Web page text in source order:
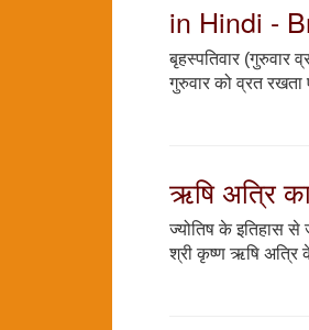
in Hindi -
बृहस्पतिवार (गुरुवार
गुरुवार को व्रत
ऋषि अत्रि
ज्योतिष के इतिहास
श्री कृष्ण ऋषि अत्रि